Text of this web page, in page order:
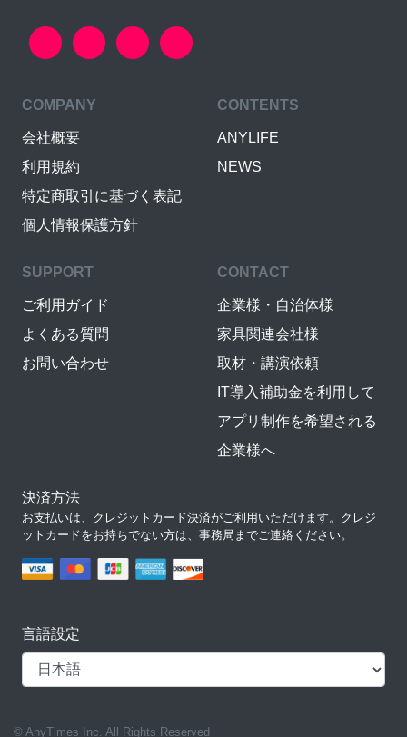
COMPANY
会社概要
利用規約
特定商取引に基づく表記
個人情報保護方針
CONTENTS
ANYLIFE
NEWS
SUPPORT
ご利用ガイド
よくある質問
お問い合わせ
CONTACT
企業様・自治体様
家具関連会社様
取材・講演依頼
IT導入補助金を利用して
アプリ制作を希望される
企業様へ
決済方法
お支払いは、クレジットカード決済がご利用いただけます。クレジ
ットカードをお持ちでない方は、事務局までご連絡ください。
言語設定
© AnyTimes Inc. All Rights Reserved